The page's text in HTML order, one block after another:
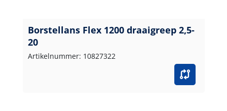
Borstellans Flex 1200 draaigreep 2,5-
20
Artikelnummer: 10827322